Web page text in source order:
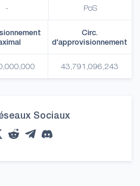
- PoS
Circ.
d'approvisionnement
43,791,096,243
Sociaux